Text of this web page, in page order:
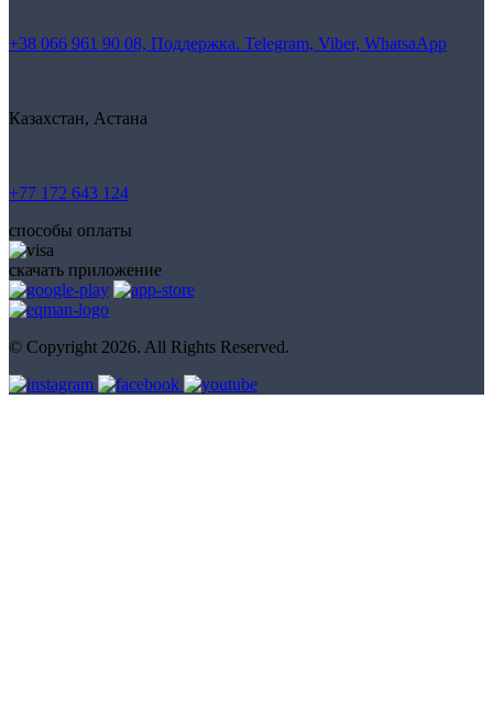
+38 066 961 90 08, Поддержка. Telegram, Viber, WhatsaApp
Казахстан, Астана
+77 172 643 124
способы оплаты
скачать приложение
© Copyright 2026. All Rights Reserved.